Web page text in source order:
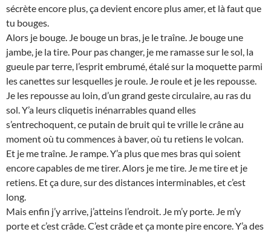
sécrète encore plus, ça devient encore plus amer, et là faut que
tu bouges.
Alors je bouge. Je bouge un bras, je le traîne. Je bouge une
jambe, je la tire. Pour pas changer, je me ramasse sur le sol, la
gueule par terre, l’esprit embrumé, étalé sur la moquette parmi
les canettes sur lesquelles je roule. Je roule et je les repousse.
Je les repousse au loin, d’un grand geste circulaire, au ras du
sol. Y’a leurs cliquetis inénarrables quand elles
s’entrechoquent, ce putain de bruit qui te vrille le crâne au
moment où tu commences à baver, où tu retiens le volcan.
Et je me traîne. Je rampe. Y’a plus que mes bras qui soient
encore capables de me tirer. Alors je me tire. Je me tire et je
retiens. Et ça dure, sur des distances interminables, et c’est
long.
Mais enfin j’y arrive, j’atteins l’endroit. Je m’y porte. Je m’y
porte et c’est crâde. C’est crâde et ça monte pire encore. Y’a des